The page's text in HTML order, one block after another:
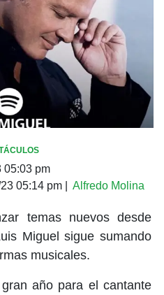
05:03 pm
05:14 pm Alfredo Molina
temas nuevos desde
Miguel sigue sumando
musicales.
año para el cantante